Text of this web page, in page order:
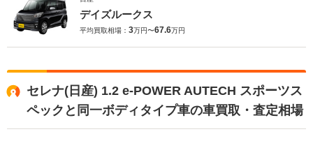
デイズルークス
平均買取相場： 3万円〜67.6万円
セレナ(日産) 1.2 e-POWER AUTECH スポーツス
ペックと同一ボディタイプ車の車買取・査定相場